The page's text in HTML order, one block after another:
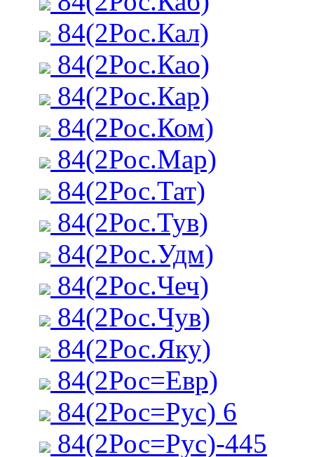
84(2Рос.Кал)
84(2Рос.Као)
84(2Рос.Кар)
84(2Рос.Ком)
84(2Рос.Мар)
84(2Рос.Тат)
84(2Рос.Тув)
84(2Рос.Удм)
84(2Рос.Чеч)
84(2Рос.Чув)
84(2Рос.Яку)
84(2Рос=Евр)
84(2Рос=Рус) 6
84(2Рос=Рус)-445